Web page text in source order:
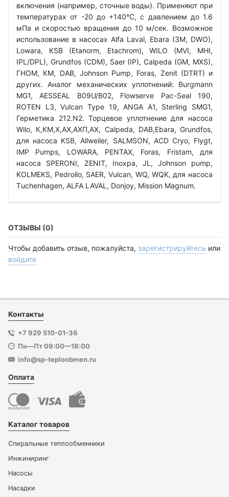
включения (например, сточные воды). Применяют при
температурах от -20 до +140°С, с давлением до 1.6
мПа и скоростью вращения до 10 м/сек. Возможное
использование в насосах Alfa Laval, Ebara (3M, DWO),
Lowara, KSB (Etanorm, Etachrom), WILO (MVI, MHI,
IPL/DPL), Grundfos (CDM), Saer (IP), Calpeda (GM, MXS),
ГНОМ, КМ, DAB, Johnson Pump, Foras, Zenit (DTRT) и
других. Аналог механических уплотнений: Burgmann
MG1, AESSEAL B09U/B02, Flowserve Pac-Seal 190,
ROTEN L3, Vulcan Type 19, ANGA A1, Sterling SMG1,
Герметика 212.N2. Торцевое уплотнение для насоса
Wilo, К,КМ,Х,АХ,АХП,АХ, Calpeda, DAB,Ebara, Grundfos,
для насоса KSB, Allweiler, SALMSON, ACD Cryo, Flygt,
IMP Pumps, LOWARA, PENTAX, Foras, Fristam, для
насоса SPERONI, ZENIT, Inoxpa, JL, Johnson pump,
KOLMEKS, Pedrollo, SAER, Vulcan, WQ, WQK, для насоса
Тuchenhagen, ALFA LAVAL, Donjoy, Mission Magnum.
ОТЗЫВЫ (0)
Чтобы добавить отзыв, пожалуйста, зарегистрируйтесь или
войдите
Контакты
+7 929 510-01-36
Пн—Пт 09:00—18:00
info@sp-teploobmen.ru
Оплата
Каталог товаров
Спиральные теплообменники
Инжиниринг
Насосы
Насадки